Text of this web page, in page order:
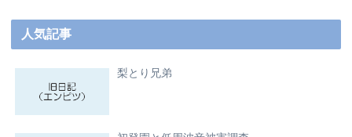
人気記事
梨とり兄弟